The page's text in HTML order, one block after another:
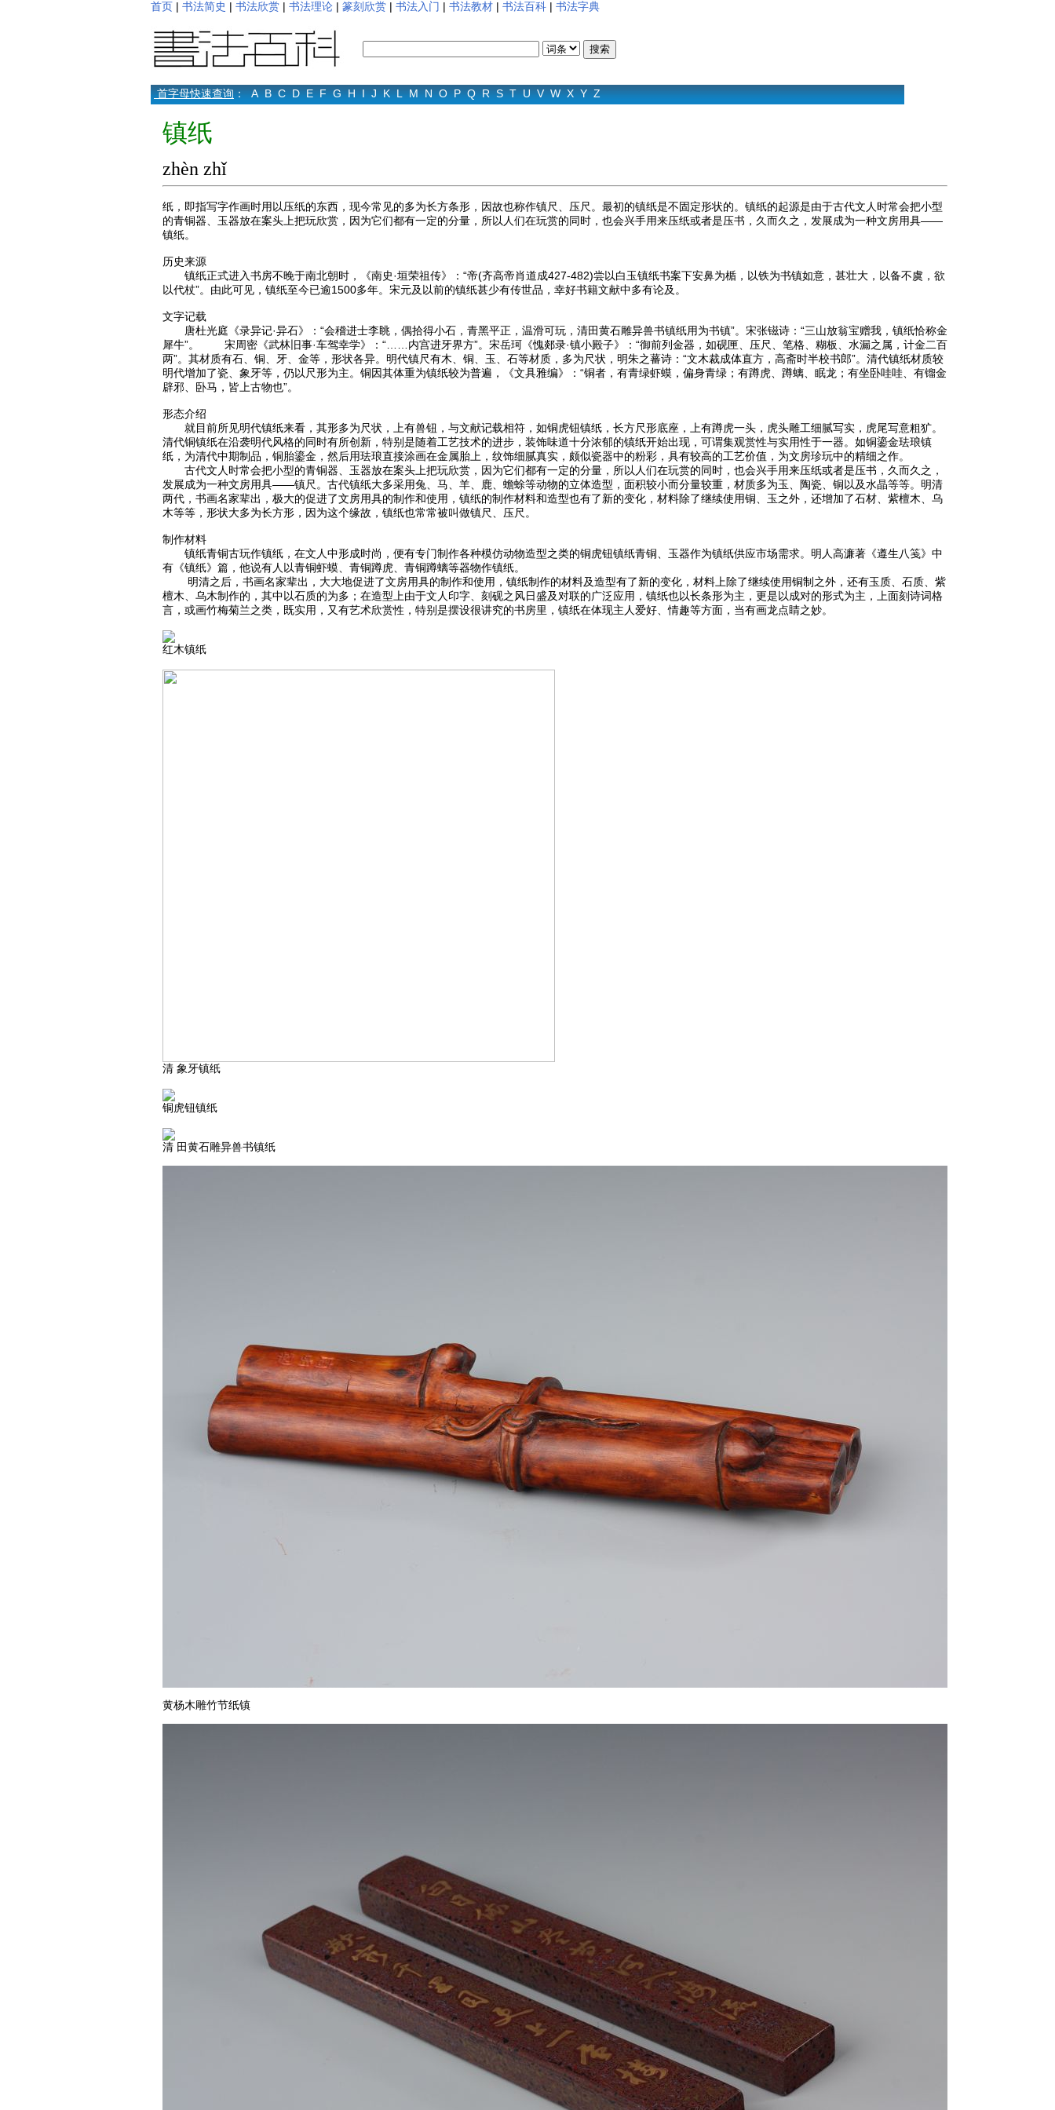
首页 | 书法简史 | 书法欣赏 | 书法理论 | 篆刻欣赏 | 书法入门 | 书法教材 | 书法百科 | 书法字典
首字母快速查询： A B C D E F G H I J K L M N O P Q R S T U V W X Y Z
镇纸
zhèn zhǐ
纸，即指写字作画时用以压纸的东西，现今常见的多为长方条形，因故也称作镇尺、压尺。最初的镇纸是不固定形状的。镇纸的起源是由于古代文人时常会把小型
的青铜器、玉器放在案头上把玩欣赏，因为它们都有一定的分量，所以人们在玩赏的同时，也会兴手用来压纸或者是压书，久而久之，发展成为一种文房用具——
镇纸。
历史来源
镇纸正式进入书房不晚于南北朝时，《南史·垣荣祖传》：“帝(齐高帝肖道成427-482)尝以白玉镇纸书案下安鼻为楯，以铁为书镇如意，甚壮大，以备不虞，欲
以代杖”。由此可见，镇纸至今已逾1500多年。宋元及以前的镇纸甚少有传世品，幸好书籍文献中多有论及。
文字记载
唐杜光庭《录异记·异石》：“会稽进士李眺，偶拾得小石，青黑平正，温滑可玩，清田黄石雕异兽书镇纸用为书镇”。宋张镃诗：“三山放翁宝赠我，镇纸恰称金
犀牛”。 宋周密《武林旧事·车驾幸学》：“……内宫进牙界方”。宋岳珂《愧郯录·镇小殿子》：“御前列金器，如砚匣、压尺、笔格、糊板、水漏之属，计金二百
两”。其材质有石、铜、牙、金等，形状各异。明代镇尺有木、铜、玉、石等材质，多为尺状，明朱之蕃诗：“文木裁成体直方，高斋时半校书郎”。清代镇纸材质较
明代增加了瓷、象牙等，仍以尺形为主。铜因其体重为镇纸较为普遍，《文具雅编》：“铜者，有青绿虾蟆，偏身青绿；有蹲虎、蹲螭、眠龙；有坐卧哇哇、有镏金
辟邪、卧马，皆上古物也”。
形态介绍
就目前所见明代镇纸来看，其形多为尺状，上有兽钮，与文献记载相符，如铜虎钮镇纸，长方尺形底座，上有蹲虎一头，虎头雕工细腻写实，虎尾写意粗犷。
清代铜镇纸在沿袭明代风格的同时有所创新，特别是随着工艺技术的进步，装饰味道十分浓郁的镇纸开始出现，可谓集观赏性与实用性于一器。如铜鎏金珐琅镇
纸，为清代中期制品，铜胎鎏金，然后用珐琅直接涂画在金属胎上，纹饰细腻真实，颇似瓷器中的粉彩，具有较高的工艺价值，为文房珍玩中的精细之作。
古代文人时常会把小型的青铜器、玉器放在案头上把玩欣赏，因为它们都有一定的分量，所以人们在玩赏的同时，也会兴手用来压纸或者是压书，久而久之，
发展成为一种文房用具——镇尺。古代镇纸大多采用兔、马、羊、鹿、蟾蜍等动物的立体造型，面积较小而分量较重，材质多为玉、陶瓷、铜以及水晶等等。明清
两代，书画名家辈出，极大的促进了文房用具的制作和使用，镇纸的制作材料和造型也有了新的变化，材料除了继续使用铜、玉之外，还增加了石材、紫檀木、乌
木等等，形状大多为长方形，因为这个缘故，镇纸也常常被叫做镇尺、压尺。
制作材料
镇纸青铜古玩作镇纸，在文人中形成时尚，便有专门制作各种模仿动物造型之类的铜虎钮镇纸青铜、玉器作为镇纸供应市场需求。明人高濂著《遵生八笺》中
有《镇纸》篇，他说有人以青铜虾蟆、青铜蹲虎、青铜蹲螭等器物作镇纸。
明清之后，书画名家辈出，大大地促进了文房用具的制作和使用，镇纸制作的材料及造型有了新的变化，材料上除了继续使用铜制之外，还有玉质、石质、紫
檀木、乌木制作的，其中以石质的为多；在造型上由于文人印字、刻砚之风日盛及对联的广泛应用，镇纸也以长条形为主，更是以成对的形式为主，上面刻诗词格
言，或画竹梅菊兰之类，既实用，又有艺术欣赏性，特别是摆设很讲究的书房里，镇纸在体现主人爱好、情趣等方面，当有画龙点睛之妙。
红木镇纸
清 象牙镇纸
铜虎钮镇纸
清 田黄石雕异兽书镇纸
黄杨木雕竹节纸镇